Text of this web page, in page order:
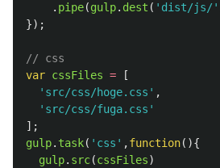
. pipe(gulp. dest ( ' dist/js/'
});
// css
var cssFiles =
[
' src/css/hoge.css ' ,
' src/css/fuga.css '
];
gulp. task( ' css ' ,function(){
gulp. src(cssFiles)